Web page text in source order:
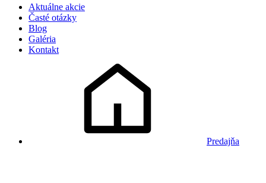
Aktuálne akcie
Časté otázky
Blog
Galéria
Kontakt
Predajňa